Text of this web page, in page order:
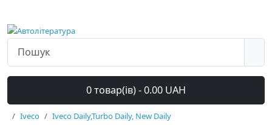
0 товар(ів) - 0.00 UAH
Iveco Iveco Daily,Turbo Daily, New Daily